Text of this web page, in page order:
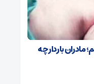
مادران باردار چه